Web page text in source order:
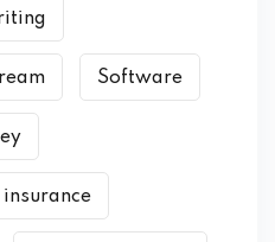
Software